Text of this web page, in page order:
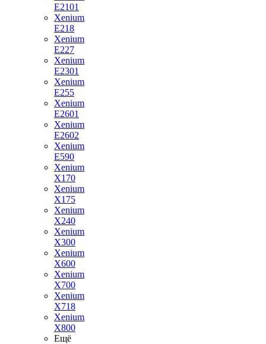
E2101
Xenium
E218
Xenium
E227
Xenium
E2301
Xenium
E255
Xenium
E2601
Xenium
E2602
Xenium
E590
Xenium
X170
Xenium
X175
Xenium
X240
Xenium
X300
Xenium
X600
Xenium
X700
Xenium
X718
Xenium
X800
Ещё